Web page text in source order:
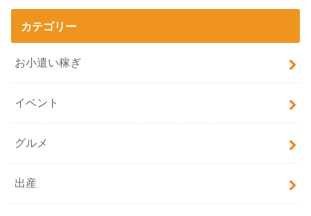
カテゴリー
お小遣い稼ぎ
イベント
グルメ
出産